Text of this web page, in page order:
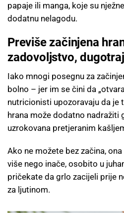
papaje ili manga, koje su
dodatnu nelagodu.
Previše začinjena
zadovoljstvo,
Iako mnogi posegnu za
bolno – jer im se čini da
nutricionisti upozoravaju da je
hrana može dodatno nadražiti
uzrokovana pretjeranim
Ako ne možete bez začina,
više nego inače, osobito u
pričekate da grlo zacijeli prije
za ljutinom.